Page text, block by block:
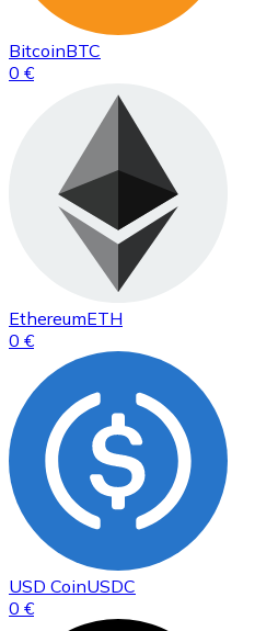
BitcoinBTC
0 €
EthereumETH
0 €
USD CoinUSDC
0 €